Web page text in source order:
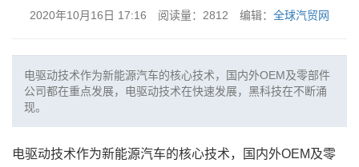
2020年10月16日 17:16 阅读量：2812 编辑： 全球汽贸网
电驱动技术作为新能源汽车的核心技术，国内外OEM及零部件
公司都在重点发展，电驱动技术在快速发展，黑科技在不断涌
现。
电驱动技术作为新能源汽车的核心技术，国内外OEM及零